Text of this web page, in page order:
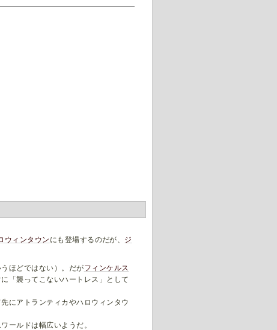
ウィンタウン にも登場するのだが、 ジ
ほどではない）。だがフィンケルス
「襲ってこないハートレス」として
にアトランティカやハロウィンタウ
ールドは幅広いようだ。